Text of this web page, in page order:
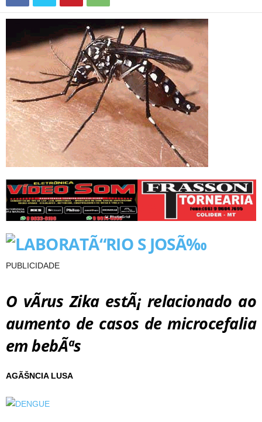
PUBLICIDADE
O vÃ­rus Zika estÃ¡ relacionado ao
aumento de casos de microcefalia
em bebÃªs
AGÃŠNCIA LUSA